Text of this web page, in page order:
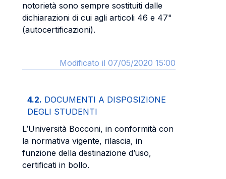
notorietà sono sempre sostituiti dalle
dichiarazioni di cui agli articoli 46 e 47"
(autocertificazioni).
Modificato il 07/05/2020 15:00
4.2. DOCUMENTI A DISPOSIZIONE
DEGLI STUDENTI
L’Università Bocconi, in conformità con
la normativa vigente, rilascia, in
funzione della destinazione d’uso,
certificati in bollo.